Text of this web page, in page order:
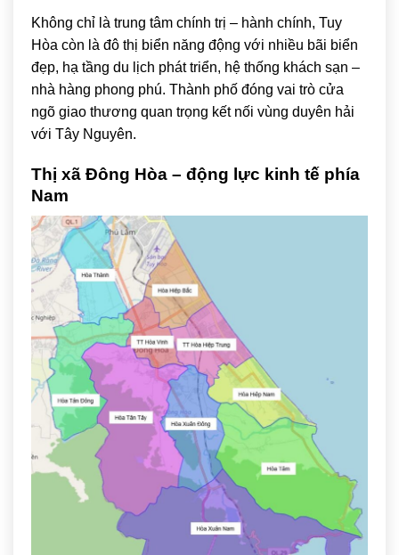
Không chỉ là trung tâm chính trị – hành chính, Tuy
Hòa còn là đô thị biển năng động với nhiều bãi biển
đẹp, hạ tầng du lịch phát triển, hệ thống khách sạn –
nhà hàng phong phú. Thành phố đóng vai trò cửa
ngõ giao thương quan trọng kết nối vùng duyên hải
với Tây Nguyên.
Thị xã Đông Hòa – động lực kinh tế phía
Nam